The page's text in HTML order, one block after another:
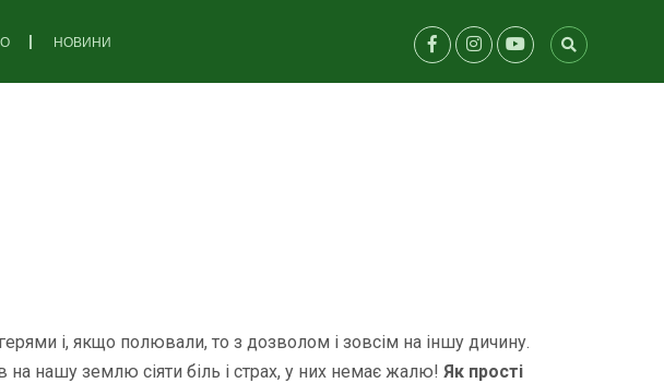
НОВИНИ
і, якщо полювали, то з дозволом і зовсім на іншу дичину.
нашу землю сіяти біль і страх, у них немає жалю! Як прості